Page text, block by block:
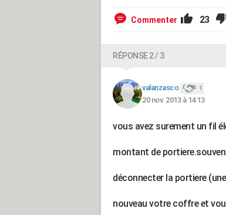
Commenter 23
RÉPONSE 2 / 3
valanzasco 1
20 nov. 2013 à 14:13
vous avez surement un fil
montant de
déconnecter la portiere
nouveau votre coffre et